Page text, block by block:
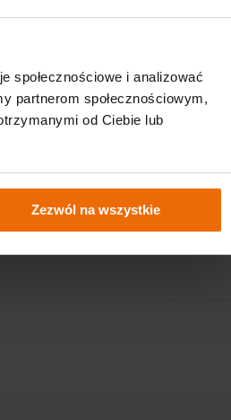
społecznościowe i analizować
partnerom społecznościowym,
od Ciebie lub
Zezwól na wszystkie
Sklep Fixero.com
Strefa B2B